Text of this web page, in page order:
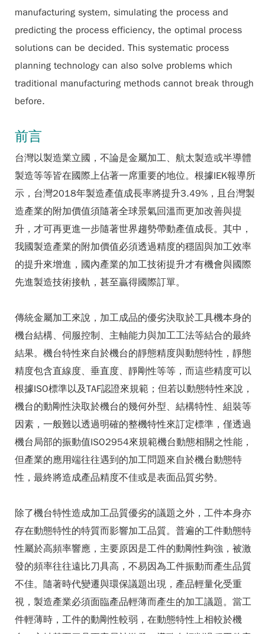
manufacturing system, simulating the process and
predicting the process efficiency, the optimal process
solutions can be decided. This systematic process
planning technology can also solve problems which
traditional manufacturing methods cannot break through
before.
前言
台灣以製造業立國，不論是金屬加工、航太製造或半導體
製造等等皆在國際上佔著一席重要的地位。根據IEK報導所
示，台灣2018年製造產值成長率將提升3.49%，且台灣製
造產業的附加價值須隨著全球景氣回溫而更加改善與提
升，才可再更進一步隨著世界趨勢帶動產值成長。其中，
我國製造產業的附加價值必須透過精度的穩固與加工效率
的提升來增進，國內產業的加工技術提升才有機會與國際
先進製造技術接軌，甚至贏得國際訂單。
傳統金屬加工來說，加工成品的優劣決取於工具機本身的
機台結構、伺服控制、主軸能力與加工工法等結合的最終
結果。機台特性來自於機台的靜態精度與動態特性，靜態
精度包含直線度、垂直度、靜剛性等等，而這些精度可以
根據ISO標準以及TAF認證來規範；但若以動態特性來說，
機台的動剛性決取於機台的幾何外型、結構特性、組裝等
因素，一般難以透過明確的整機特性來訂定標準，僅透過
機台局部的振動值ISO2954來規範機台動態相關之性能，
但產業的應用端往往遇到的加工問題來自於機台動態特
性，最終將造成產品精度不佳或是表面品質劣勢。
除了機台特性造成加工品質優劣的議題之外，工件本身亦
存在動態特性的特質而影響加工品質。普遍的工件動態特
性屬於高頻率響應，主要原因是工件的動剛性夠強，被激
發的頻率往往遠比刀具高，不易因為工件振動而產生品質
不佳。隨著時代變遷與環保議題出現，產品輕量化受重
視，製造產業必須面臨產品輕薄而產生的加工議題。當工
件輕薄時，工件的動剛性較弱，在動態特性上相較於機